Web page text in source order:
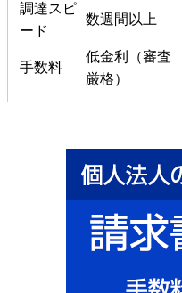
調達スピ
ード
数週間以上
手数料
低金利（審査
厳格）